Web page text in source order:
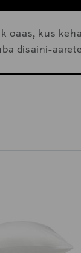
oaas, kus
disaini-